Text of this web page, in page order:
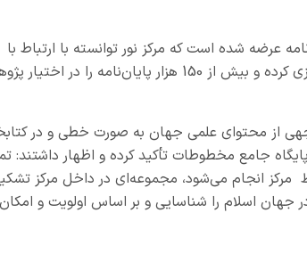
عرضه شده است که مرکز نور توانسته با ارتباط با
دانشگاه‌های بزرگ کشور پایگاهی را با عنوان نورداک راه‌اندازی کرده و بیش از 150 هزار پایان‌نامه
از محتوای علمی جهان به صورت خطی و در
جامع مخطوطات تأکید کرده و اظهار داشتند:
انجام می‌شود، مجموعه‌ای در داخل مرکز
جهان اسلام را شناسایی و بر اساس اولویت و